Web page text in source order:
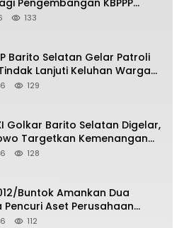
Pengembangan KBPPP
Tengah
133
Barito Selatan Gelar Patroli
Lanjuti Keluhan Warga
Liar dan Remaja Nongkrong
129
Golkar Barito Selatan Digelar,
Targetkan Kemenangan
Pemilu Mendatang
128
Buntok Amankan Dua
Pencuri Aset Perusahaan
PKH, Satu Paket Diduga
112